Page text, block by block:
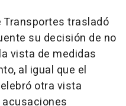
Transportes trasladó
su decisión de no
vista de medidas
al igual que el
otra vista